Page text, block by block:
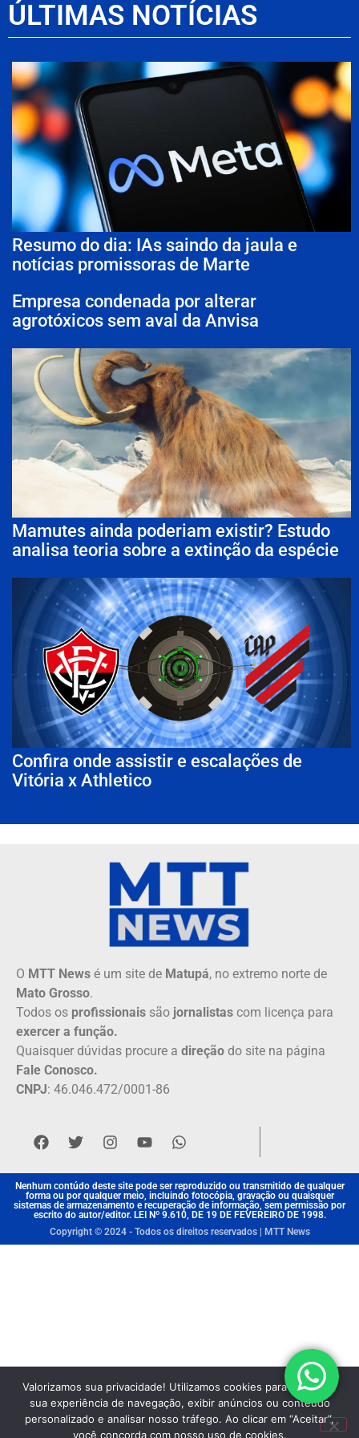
ÚLTIMAS NOTÍCIAS
Resumo do dia: IAs saindo da jaula e
notícias promissoras de Marte
Empresa condenada por alterar
agrotóxicos sem aval da Anvisa
Mamutes ainda poderiam existir? Estudo
analisa teoria sobre a extinção da espécie
Confira onde assistir e escalações de
Vitória x Athletico
O MTT News é um site de Matupá, no extremo norte de
Mato Grosso.
Todos os profissionais são jornalistas com licença para
exercer a função.
Quaisquer dúvidas procure a direção do site na página
Fale Conosco.
CNPJ: 46.046.472/0001-86
Nenhum contúdo deste site pode ser reproduzido ou transmitido de qualquer
forma ou por qualquer meio, incluindo fotocópia, gravação ou quaisquer
sistemas de armazenamento e recuperação de informação, sem permissão por
escrito do autor/editor. LEI Nº 9.610, DE 19 DE FEVEREIRO DE 1998.
Copyright © 2024 - Todos os direitos reservados | MTT News
Valorizamos sua privacidade! Utilizamos cookies para aprimorar
sua experiência de navegação, exibir anúncios ou conteúdo
personalizado e analisar nosso tráfego. Ao clicar em “Aceitar”,
você concorda com nosso uso de cookies.